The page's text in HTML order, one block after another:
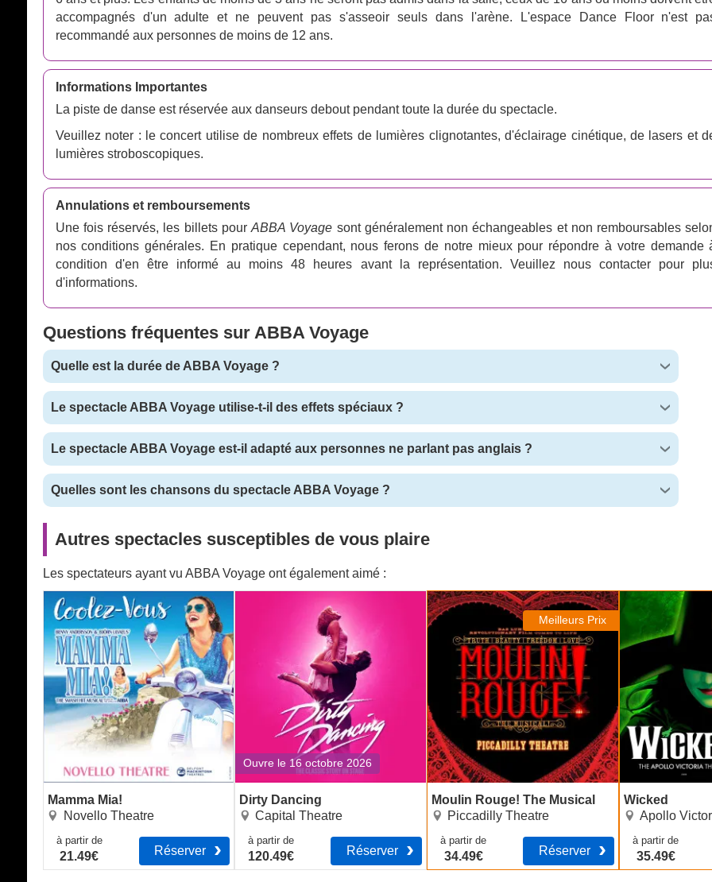
accompagnés d'un adulte et ne peuvent pas s'asseoir seuls dans l'arène. L'espace Dance Floor n'est
recommandé aux personnes de moins de 12 ans.
Informations Importantes
La piste de danse est réservée aux danseurs debout pendant toute la durée du spectacle.
Veuillez noter : le concert utilise de nombreux effets de lumières clignotantes, d'éclairage cinétique, de lasers et
lumières stroboscopiques.
Annulations et remboursements
Une fois réservés, les billets pourABBA Voyage sont généralement non échangeables et non remboursables
nos conditions générales. En pratique cependant, nous ferons de notre mieux pour répondre à votre demande
condition d'en être informé au moins 48 heures avant la représentation. Veuillez nous contacter pour
d'informations.
Questions fréquentes sur ABBA Voyage
Quelle est la durée de ABBA Voyage ?
Le spectacle ABBA Voyage utilise-t-il des effets spéciaux ?
Le spectacle ABBA Voyage est-il adapté aux personnes ne parlant pas anglais ?
Quelles sont les chansons du spectacle ABBA Voyage ?
Autres spectacles susceptibles de vous plaire
Les spectateurs ayant vu ABBA Voyage ont également aimé :
Mamma Mia!
Novello Theatre
à partir de
21.49€ Réserver
Mamma Mia!
Ouvre le 16 octobre 2026
Dirty Dancing
Capital Theatre
à partir de
120.49€ Réserver
Meilleurs Prix
Moulin Rouge! The Musical
Piccadilly Theatre
à partir de
34.49€ Réserver
Moulin Rouge! The Musical
Wicked
Apollo
à partir de
35.49€
Wicked